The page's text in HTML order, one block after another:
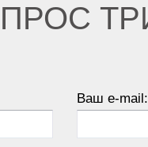
Ваш e-mail: